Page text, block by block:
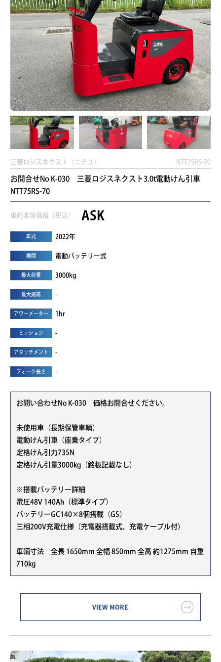
三菱ロジスネクスト（ニチユ） NTT75RS-70
お問合せNo K-030 三菱ロジスネクスト3.0t電動けん引車
NTT75RS-70
車両本体価格（税込） ASK
年式 2022年
機関 電動バッテリー式
最大荷重 3000kg
最大揚高 -
アワーメーター 1hr
ミッション -
アタッチメント -
フォーク長さ -
お問い合わせNo K-030 価格お問合せください。
未使用車（長期保管車輌）
電動けん引車（座乗タイプ）
定格けん引力735N
定格けん引量3000kg（銘板記載なし）
※搭載バッテリー詳細
電圧48V 140Ah（標準タイプ）
バッテリーGC140×8個搭載（GS）
三相200V充電仕様（充電器搭載式、充電ケーブル付）
車輌寸法 全長 1650mm 全幅 850mm 全高 約1275mm 自重
710kg
VIEW MORE